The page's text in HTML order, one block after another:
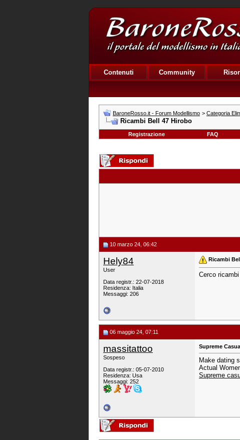
Contenuti Community
BaroneRosso.it - Forum Modellismo > Categoria
Ricambi Bell 47 Hirobo
Registrazione
FAQ
10 marzo 24, 06:42
Hely84
User
Data registr.: 22-07-2018
Residenza: Italia
Messaggi: 206
Ricambi
Cerco
06 maggio 24, 07:11
massitattoo
Sospeso
Data registr.: 05-07-2010
Residenza: Usa
Messaggi: 252
Supreme
Make dating
Actual
Supreme